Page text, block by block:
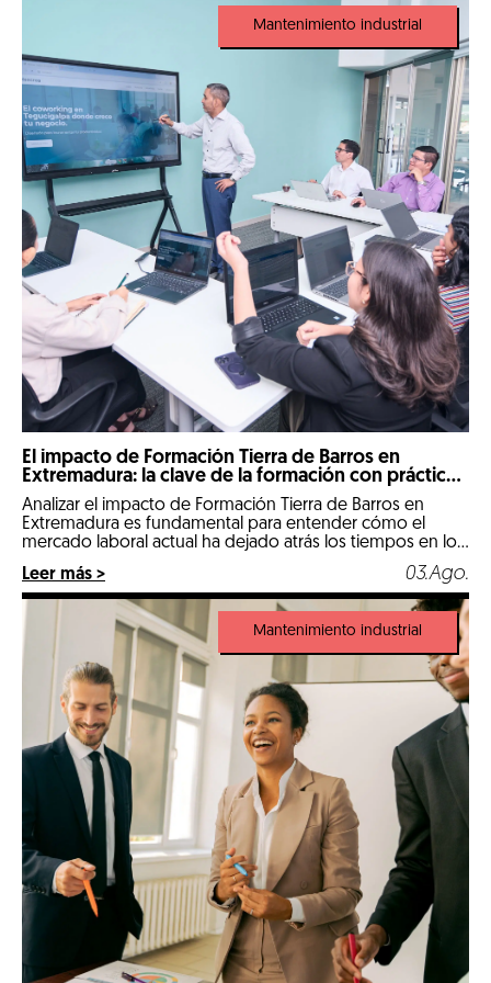
Mantenimiento industrial
El impacto de Formación Tierra de Barros en
Extremadura: la clave de la formación con prácticas
reales
Analizar el impacto de Formación Tierra de Barros en
Extremadura es fundamental para entender cómo el
mercado laboral actual ha dejado atrás los tiempos en los
que un expediente puramente teórico abría las puertas
de las mejores empresas. Llegados a 2026, nos
encontramos en un escenario hipercompetitivo, marcado
por la digitalización de la industria y […]
Leer más > 03.Ago.
Mantenimiento industrial